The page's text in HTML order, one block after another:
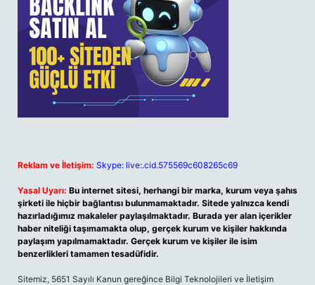
Reklam ve İletişim: Skype: live:.cid.575569c608265c69
Yasal Uyarı: Bu internet sitesi, herhangi bir marka, kurum veya şahıs
şirketi ile hiçbir bağlantısı bulunmamaktadır. Sitede yalnızca kendi
hazırladığımız makaleler paylaşılmaktadır. Burada yer alan içerikler
haber niteliği taşımamakta olup, gerçek kurum ve kişiler hakkında
paylaşım yapılmamaktadır. Gerçek kurum ve kişiler ile isim
benzerlikleri tamamen tesadüfidir.
Sitemiz, 5651 Sayılı Kanun gereğince Bilgi Teknolojileri ve İletişim